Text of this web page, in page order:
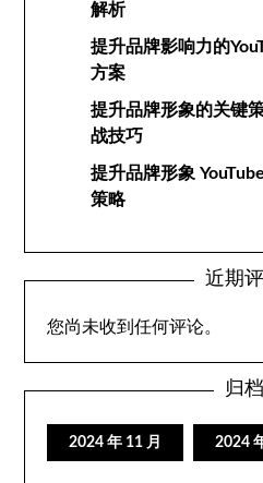
解析
提升品牌影响力的
方案
提升品牌形象的关键
战技巧
提升品牌形象
策略
近期
您尚未收到任何评论。
归档
2024 年 11 月 2024